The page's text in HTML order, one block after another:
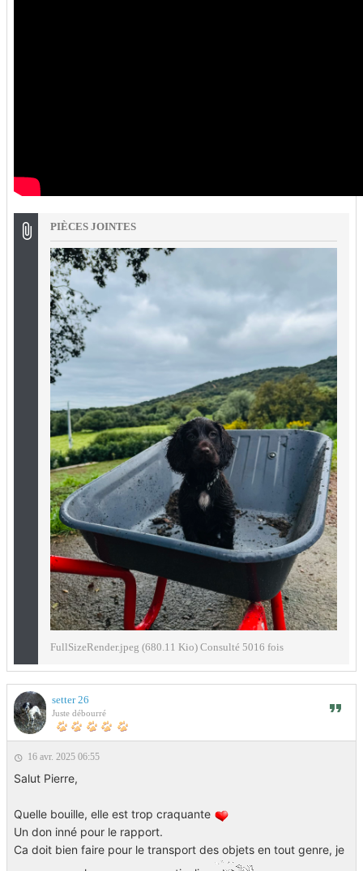
PIÈCES JOINTES
FullSizeRender.jpeg (680.11 Kio) Consulté 5016 fois
setter 26
Juste débourré
16 avr. 2025 06:55
Salut Pierre,
Quelle bouille, elle est trop craquante
Un don inné pour le rapport.
Ca doit bien faire pour le transport des objets en tout genre, je